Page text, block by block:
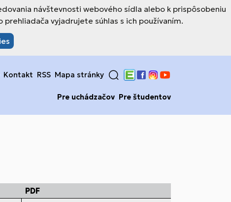
návštevnosti webového sídla alebo k prispôsobeniu
vyjadrujete súhlas s ich používaním.
Kontakt RSS Mapa stránky
Edupage
Facebook
Instagram
YouTube
Pre uchádzačov Pre študentov
PDF